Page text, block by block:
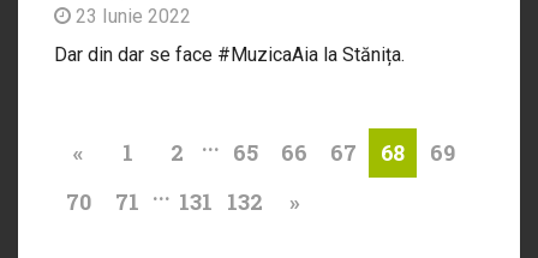
23 Iunie 2022
Dar din dar se face #MuzicaAia la Stănița.
« 1 2 ... 65 66 67 68
69
70
71 ... 131 132 »